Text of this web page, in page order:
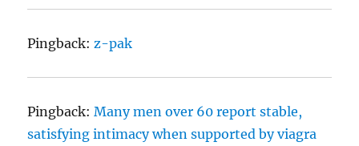
Pingback:z-pak
Pingback:Many men over 60 report stable,
satisfying intimacy when supported by viagra